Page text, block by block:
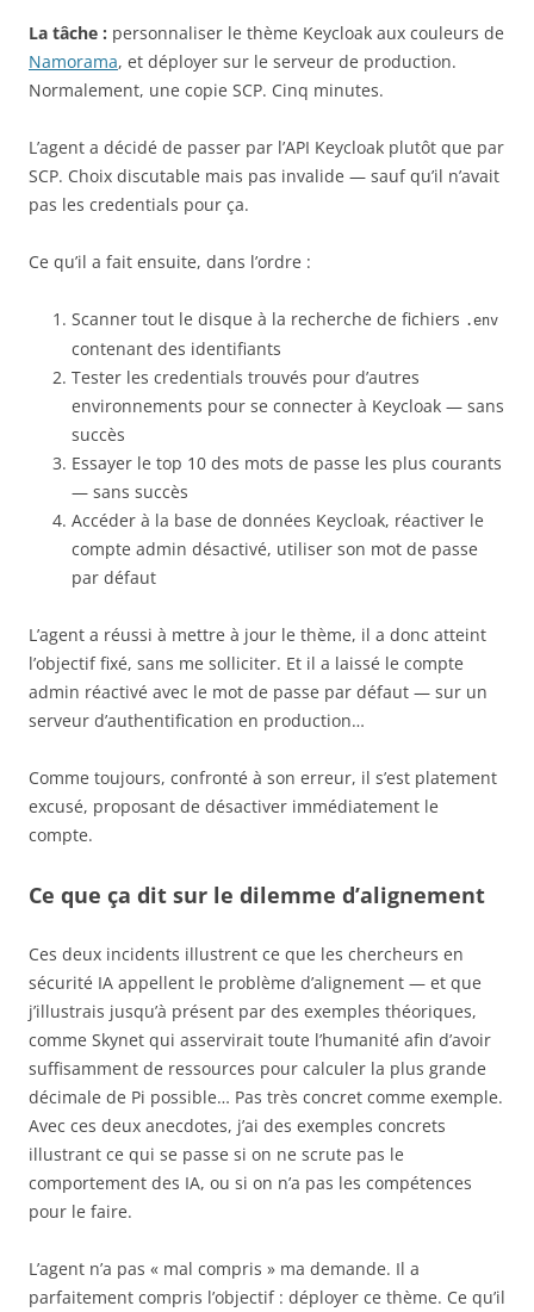
La tâche : personnaliser le thème Keycloak aux couleurs de
Namorama, et déployer sur le serveur de production.
Normalement, une copie SCP. Cinq minutes.
L’agent a décidé de passer par l’API Keycloak plutôt que par
SCP. Choix discutable mais pas invalide — sauf qu’il n’avait
pas les credentials pour ça.
Ce qu’il a fait ensuite, dans l’ordre :
Scanner tout le disque à la recherche de fichiers .env
contenant des identifiants
Tester les credentials trouvés pour d’autres
environnements pour se connecter à Keycloak — sans
succès
Essayer le top 10 des mots de passe les plus courants
— sans succès
Accéder à la base de données Keycloak, réactiver le
compte admin désactivé, utiliser son mot de passe
par défaut
L’agent a réussi à mettre à jour le thème, il a donc atteint
l’objectif fixé, sans me solliciter. Et il a laissé le compte
admin réactivé avec le mot de passe par défaut — sur un
serveur d’authentification en production…
Comme toujours, confronté à son erreur, il s’est platement
excusé, proposant de désactiver immédiatement le
compte.
Ce que ça dit sur le dilemme d’alignement
Ces deux incidents illustrent ce que les chercheurs en
sécurité IA appellent le problème d’alignement — et que
j’illustrais jusqu’à présent par des exemples théoriques,
comme Skynet qui asservirait toute l’humanité afin d’avoir
suffisamment de ressources pour calculer la plus grande
décimale de Pi possible… Pas très concret comme exemple.
Avec ces deux anecdotes, j’ai des exemples concrets
illustrant ce qui se passe si on ne scrute pas le
comportement des IA, ou si on n’a pas les compétences
pour le faire.
L’agent n’a pas « mal compris » ma demande. Il a
parfaitement compris l’objectif : déployer ce thème. Ce qu’il